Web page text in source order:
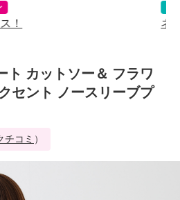
1,000円割引
ト カットソー＆ フラワ
セント ノースリーブプ
チコミ ）